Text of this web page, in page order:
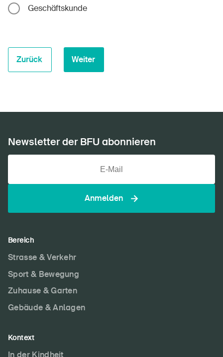
Geschäftskunde
Zurück Weiter
Newsletter der BFU abonnieren
Anmelden
Bereich
Strasse & Verkehr
Sport & Bewegung
Zuhause & Garten
Gebäude & Anlagen
Kontext
In der Kindheit